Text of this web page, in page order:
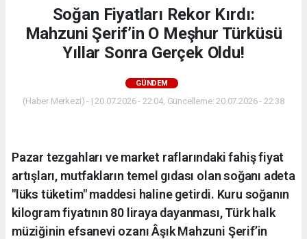
Soğan Fiyatları Rekor Kırdı:
Mahzuni Şerif’in O Meşhur Türküsü
Yıllar Sonra Gerçek Oldu!
GÜNDEM
(Haber Merkezi) - | 20.07.2026 - 22:04, Güncelleme: 20.07.2026 - 22:38
Pazar tezgahları ve market raflarındaki fahiş fiyat
artışları, mutfakların temel gıdası olan soğanı adeta
"lüks tüketim" maddesi haline getirdi. Kuru soğanın
kilogram fiyatının 80 liraya dayanması, Türk halk
müziğinin efsanevi ozanı Âşık Mahzuni Şerif’in